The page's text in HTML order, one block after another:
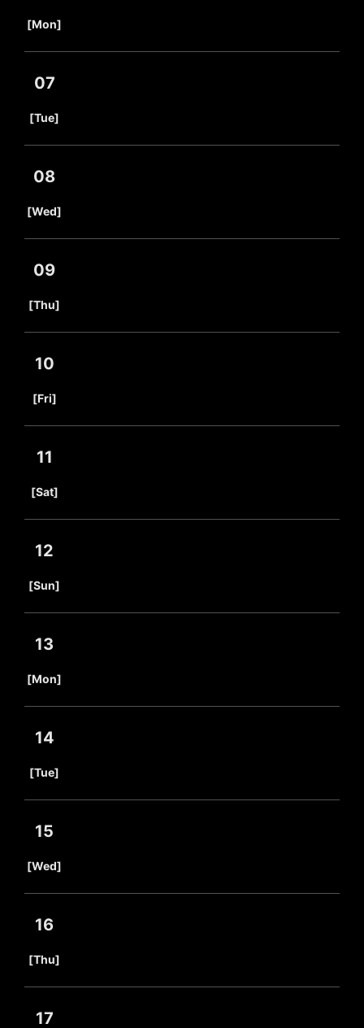
[Mon]
07
[Tue]
08
[Wed]
09
[Thu]
10
[Fri]
11
[Sat]
12
[Sun]
13
[Mon]
14
[Tue]
15
[Wed]
16
[Thu]
17